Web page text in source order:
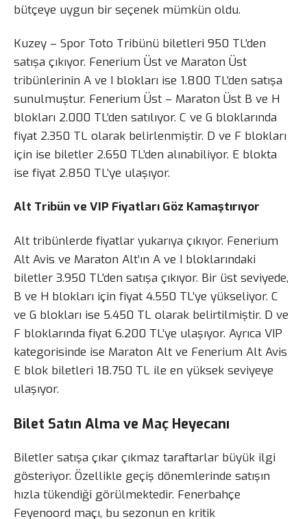
bütçeye uygun bir seçenek mümkün oldu.
Kuzey – Spor Toto Tribünü biletleri 950 TL’den
satışa çıkıyor. Fenerium Üst ve Maraton Üst
tribünlerinin A ve I blokları ise 1.800 TL’den satışa
sunulmuştur. Fenerium Üst – Maraton Üst B ve H
blokları 2.000 TL’den satılıyor. C ve G bloklarında
fiyat 2.350 TL olarak belirlenmiştir. D ve F blokları
için ise biletler 2.650 TL’den alınabiliyor. E blokta
ise fiyat 2.850 TL’ye ulaşıyor.
Alt Tribün ve VIP Fiyatları Göz Kamaştırıyor
Alt tribünlerde fiyatlar yukarıya çıkıyor. Fenerium
Alt Avis ve Maraton Alt’ın A ve I bloklarındaki
biletler 3.950 TL’den satışa çıkıyor. Bir üst seviyede,
B ve H blokları için fiyat 4.550 TL’ye yükseliyor. C
ve G blokları ise 5.450 TL olarak belirtilmiştir. D ve
F bloklarında fiyat 6.200 TL’ye ulaşıyor. Ayrıca VIP
kategorisinde ise Maraton Alt ve Fenerium Alt Avis
E blok biletleri 18.750 TL ile en yüksek seviyeye
ulaşıyor.
Bilet Satın Alma ve Maç Heyecanı
Biletler satışa çıkar çıkmaz taraftarlar büyük ilgi
gösteriyor. Özellikle geçiş dönemlerinde satışın
hızla tükendiği görülmektedir. Fenerbahçe
Feyenoord maçı, bu sezonun en kritik